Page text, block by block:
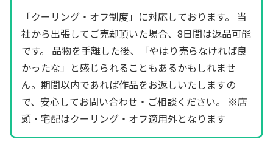
「クーリング・オフ制度」に対応しております。 当
社から出張してご売却頂いた場合、8日間は返品可能
です。 品物を手離した後、「やはり売らなければ良
かったな」と感じられることもあるかもしれませ
ん。期間以内であれば作品をお返しいたしますの
で、安心してお問い合わせ・ご相談ください。 ※店
頭・宅配はクーリング・オフ適用外となります